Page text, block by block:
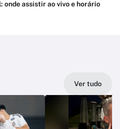
onde assistir ao vivo e horário
Ver tudo